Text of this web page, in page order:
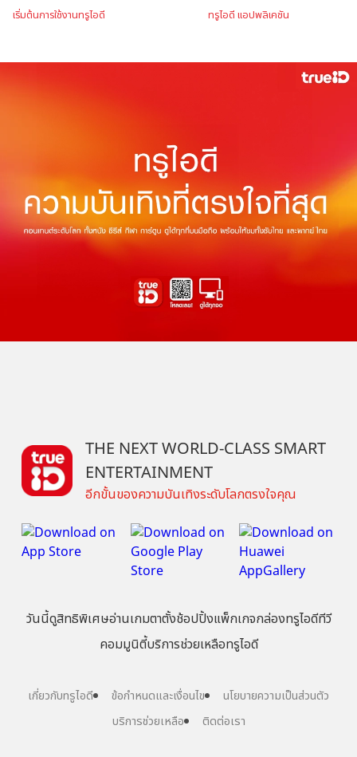
เริ่มต้นการใช้งานทรูไอดี ทรูไอดี แอปพลิเคชัน
THE NEXT WORLD-CLASS SMART
ENTERTAINMENT
อีกขั้นของความบันเทิงระดับโลกตรงใจคุณ
วันนี้ดูสิทธิพิเศษอ่านเกมตาตั้งช้อปปิ้งแพ็กเกจกล่องทรูไอดีทีวี
คอมมูนิตี้บริการช่วยเหลือทรูไอดี
เกี่ยวกับทรูไอดี ข้อกำหนดและเงื่อนไข
นโยบายความเป็นส่วนตัว
บริการช่วยเหลือ
ติดต่อเรา